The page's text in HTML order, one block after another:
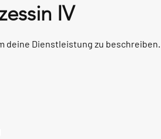
IV
deine Dienstleistung zu beschreiben.